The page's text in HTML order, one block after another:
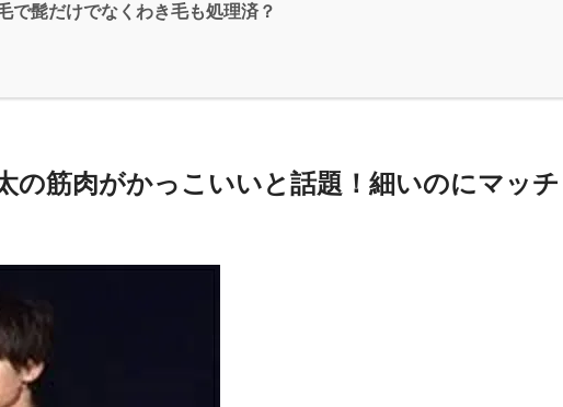
で髭だけでなくわき毛も処理済？
の筋肉がかっこいいと話題！細いのにマッチ